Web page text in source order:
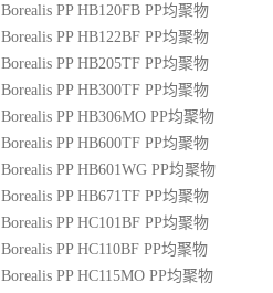
Borealis PP HB120FB PP均聚物
Borealis PP HB122BF PP均聚物
Borealis PP HB205TF PP均聚物
Borealis PP HB300TF PP均聚物
Borealis PP HB306MO PP均聚物
Borealis PP HB600TF PP均聚物
Borealis PP HB601WG PP均聚物
Borealis PP HB671TF PP均聚物
Borealis PP HC101BF PP均聚物
Borealis PP HC110BF PP均聚物
Borealis PP HC115MO PP均聚物